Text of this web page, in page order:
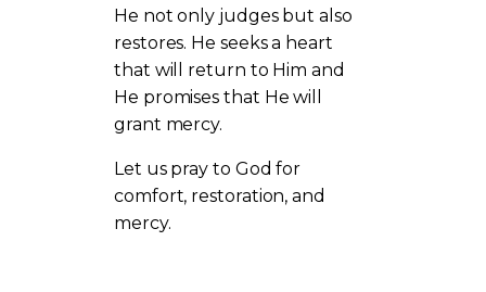
He not only judges but also
restores. He seeks a heart
that will return to Him and
He promises that He will
grant mercy.
Let us pray to God for
comfort, restoration, and
mercy.